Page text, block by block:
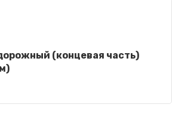
(концевая часть)